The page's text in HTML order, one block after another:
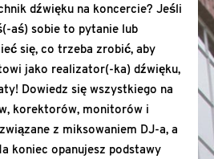
dźwięku na koncercie? Jeśli
aś) sobie to pytanie lub
się, co trzeba zrobić, aby
jako realizator(-ka) dźwięku,
Dowiedz się wszystkiego na
korektorów, monitorów i
z miksowaniem DJ-a, a
koniec opanujesz podstawy